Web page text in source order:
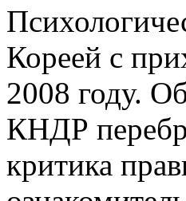
Кореей с
2008 году.
КНДР
критика